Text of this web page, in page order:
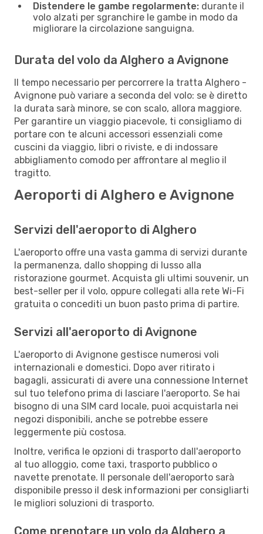
Distendere le gambe regolarmente: durante il
volo alzati per sgranchire le gambe in modo da
migliorare la circolazione sanguigna.
Durata del volo da Alghero a Avignone
Il tempo necessario per percorrere la tratta Alghero -
Avignone può variare a seconda del volo: se è diretto
la durata sarà minore, se con scalo, allora maggiore.
Per garantire un viaggio piacevole, ti consigliamo di
portare con te alcuni accessori essenziali come
cuscini da viaggio, libri o riviste, e di indossare
abbigliamento comodo per affrontare al meglio il
tragitto.
Aeroporti di Alghero e Avignone
Servizi dell'aeroporto di Alghero
L'aeroporto offre una vasta gamma di servizi durante
la permanenza, dallo shopping di lusso alla
ristorazione gourmet. Acquista gli ultimi souvenir, un
best-seller per il volo, oppure collegati alla rete Wi-Fi
gratuita o concediti un buon pasto prima di partire.
Servizi all'aeroporto di Avignone
L'aeroporto di Avignone gestisce numerosi voli
internazionali e domestici. Dopo aver ritirato i
bagagli, assicurati di avere una connessione Internet
sul tuo telefono prima di lasciare l'aeroporto. Se hai
bisogno di una SIM card locale, puoi acquistarla nei
negozi disponibili, anche se potrebbe essere
leggermente più costosa.
Inoltre, verifica le opzioni di trasporto dall'aeroporto
al tuo alloggio, come taxi, trasporto pubblico o
navette prenotate. Il personale dell'aeroporto sarà
disponibile presso il desk informazioni per consigliarti
le migliori soluzioni di trasporto.
Come prenotare un volo da Alghero a